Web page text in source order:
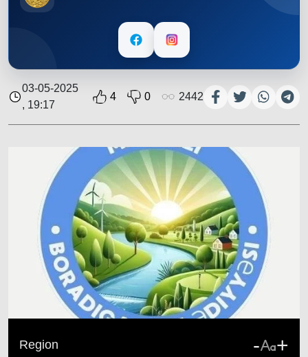
03-05-2025
, 19:17
4 0 2442
Region - +